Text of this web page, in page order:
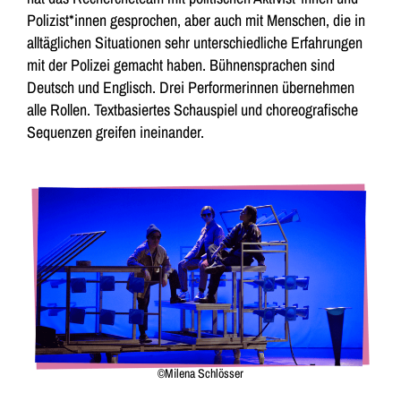
Polizist*innen gesprochen, aber auch mit Menschen, die in
alltäglichen Situationen sehr unterschiedliche Erfahrungen
mit der Polizei gemacht haben. Bühnensprachen sind
Deutsch und Englisch. Drei Performerinnen übernehmen
alle Rollen. Textbasiertes Schauspiel und choreografische
Sequenzen greifen ineinander.
©Milena Schlösser